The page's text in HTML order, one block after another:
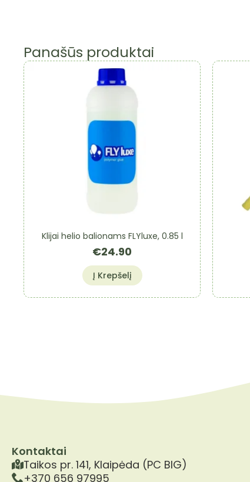
Panašūs produktai
Klijai helio balionams FLYluxe, 0.85 l
€24.90
Į Krepšelį
Kontaktai
Taikos pr. 141, Klaipėda (PC BIG)
+370 656 97995